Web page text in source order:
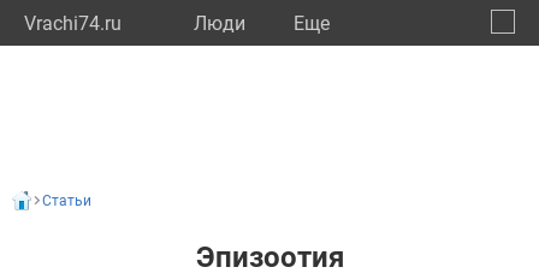
Vrachi74.ru Люди Eще
Статьи
Эпизоотия